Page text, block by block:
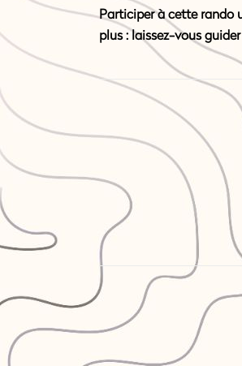
Participer à cette rando
plus : laissez-vous